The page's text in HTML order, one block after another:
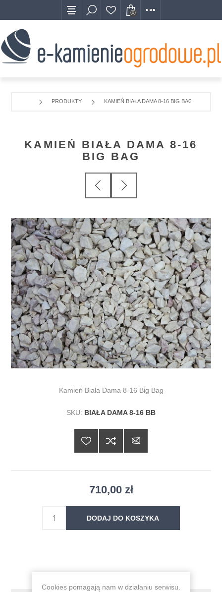
(0)
PRODUKTY KAMIEŃ BIAŁA DAMA 8-16 BIG BAG
KAMIEŃ BIAŁA DAMA 8-16
BIG BAG
Kamień Biała Dama 8-16 Big Bag
SKU: BIAŁA DAMA 8-16 BB
710,00 zł
DODAJ DO KOSZYKA
Cookies pomagają nam w działaniu serwisu.